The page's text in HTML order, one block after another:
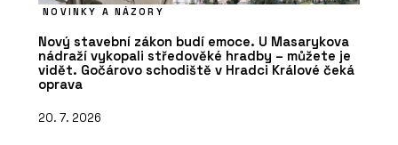
NOVINKY A NÁZORY
Nový stavební zákon budí emoce. U Masarykova
nádraží vykopali středověké hradby – můžete je
vidět. Gočárovo schodiště v Hradci Králové čeká
oprava
20. 7. 2026